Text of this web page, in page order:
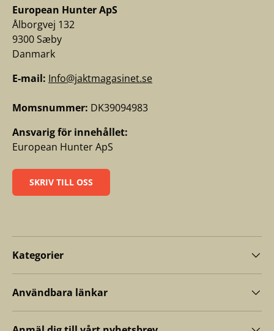
European Hunter ApS
Ålborgvej 132
9300 Sæby
Danmark
E-mail: Info@jaktmagasinet.se
Momsnummer: DK39094983
Ansvarig för innehållet:
European Hunter ApS
SKRIV TILL OSS
Kategorier
Användbara länkar